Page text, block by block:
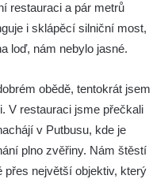
restauraci a pár metrů
i sklápěcí silniční most,
loď, nám nebylo jasné.
obědě, tentokrát jsem
V restauraci jsme přečkali
v Putbusu, kde je
plno zvěřiny. Nám štěstí
přes největší objektiv, který